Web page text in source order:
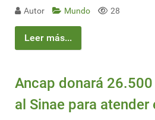
Autor Mundo 28
Leer más...
Ancap donará
al Sinae para